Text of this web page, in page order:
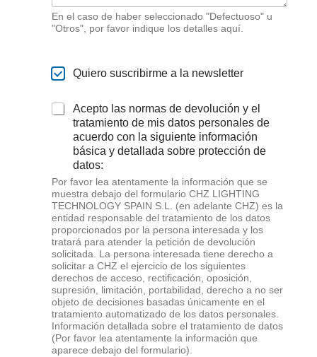
En el caso de haber seleccionado "Defectuoso" u
"Otros", por favor indique los detalles aquí.
Quiero suscribirme a la newsletter
Acepto las normas de devolución y el
tratamiento de mis datos personales de
acuerdo con la siguiente información
básica y detallada sobre protección de
datos:
Por favor lea atentamente la información que se
muestra debajo del formulario CHZ LIGHTING
TECHNOLOGY SPAIN S.L. (en adelante CHZ) es la
entidad responsable del tratamiento de los datos
proporcionados por la persona interesada y los
tratará para atender la petición de devolución
solicitada. La persona interesada tiene derecho a
solicitar a CHZ el ejercicio de los siguientes
derechos de acceso, rectificación, oposición,
supresión, limitación, portabilidad, derecho a no ser
objeto de decisiones basadas únicamente en el
tratamiento automatizado de los datos personales.
Información detallada sobre el tratamiento de datos
(Por favor lea atentamente la información que
aparece debajo del formulario).